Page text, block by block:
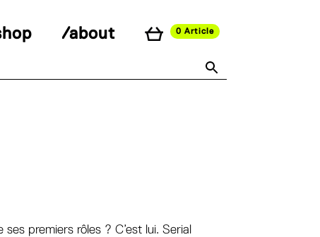
/about 0 Article
premiers rôles ? C’est lui. Serial